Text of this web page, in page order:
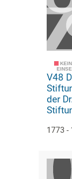
V48
Stiftung, 82 -
der
1773 -